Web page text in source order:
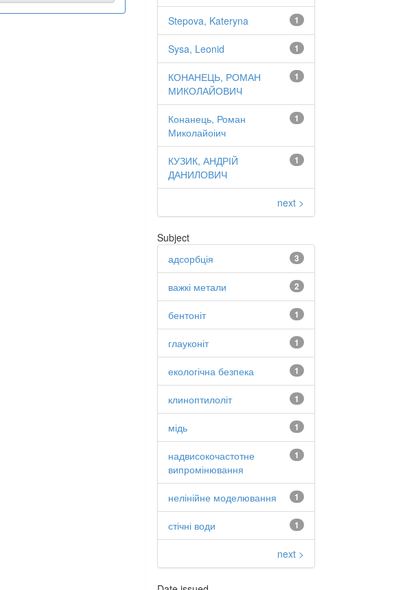
1
Stepova, Kateryna
1
Sysa, Leonid
1
КОНАНЕЦЬ, РОМАН
МИКОЛАЙОВИЧ
1
Конанець, Роман
Миколайоіич
1
КУЗИК, АНДРІЙ
ДАНИЛОВИЧ
next >
Subject
3
адсорбція
2
важкі метали
1
бентоніт
1
глауконіт
1
екологічна безпека
1
клиноптилоліт
1
мідь
1
надвисокочастотне
випромінювання
1
нелінійне моделювання
1
стічні води
next >